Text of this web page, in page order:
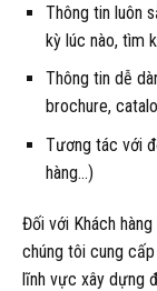
Thông tin luôn
kỳ lúc nào, tìm
Thông tin dễ
brochure,
Tương tác với
hàng…)
Đối với Khách
chúng tôi cung
lĩnh vực xây dựng